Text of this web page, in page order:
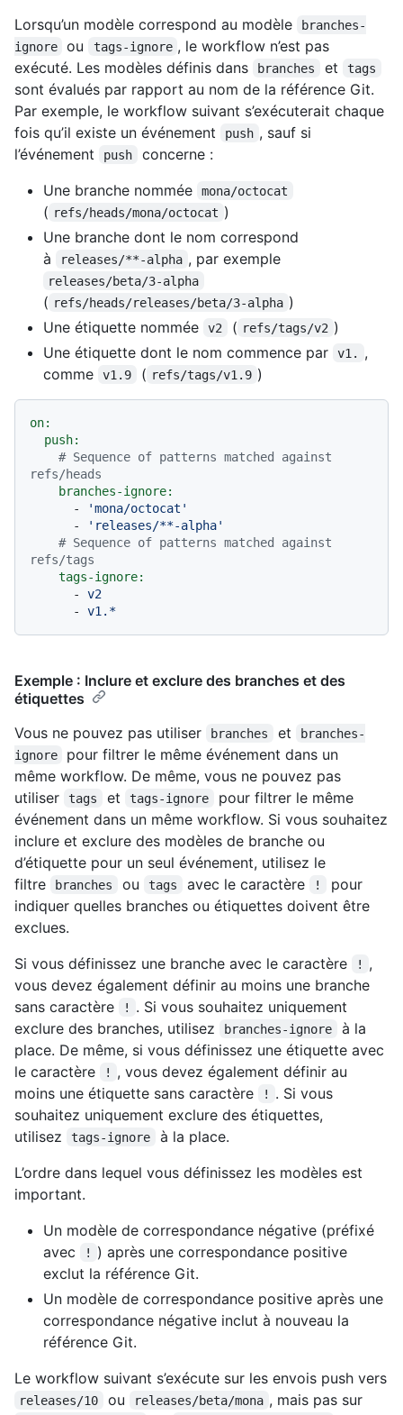
Lorsqu’un modèle correspond au modèle
branches-
ignore
ou tags-ignore , le workflow n’est pas
exécuté. Les modèles définis dans
branches et tags
sont évalués par rapport au nom de la référence Git.
Par exemple, le workflow suivant s’exécuterait chaque
fois qu’il existe un événement
push , sauf si
l’événement
push
concerne :
Une branche nommée
mona/octocat
( refs/heads/mona/octocat )
Une branche dont le nom correspond
à
releases/**-alpha , par exemple
releases/beta/3-alpha
( refs/heads/releases/beta/3-alpha )
Une étiquette nommée
v2 ( refs/tags/v2 )
Une étiquette dont le nom commence par
v1.
,
comme
v1.9 ( refs/tags/v1.9 )
on:
push:
# Sequence of patterns matched against
refs/heads
branches-ignore:
-
'mona/octocat'
-
'releases/**-alpha'
# Sequence of patterns matched against
refs/tags
tags-ignore:
-
v2
-
v1.*
Exemple : Inclure et exclure des branches et des
étiquettes
Vous ne pouvez pas utiliser
branches et
branches-
ignore
pour filtrer le même événement dans un
même workflow. De même, vous ne pouvez pas
utiliser
tags et tags-ignore
pour filtrer le même
événement dans un même workflow. Si vous souhaitez
inclure et exclure des modèles de branche ou
d’étiquette pour un seul événement, utilisez le
filtre
branches ou tags avec le caractère !
pour
indiquer quelles branches ou étiquettes doivent être
exclues.
Si vous définissez une branche avec le caractère
!
,
vous devez également définir au moins une branche
sans caractère
!
. Si vous souhaitez uniquement
exclure des branches, utilisez
branches-ignore
à la
place. De même, si vous définissez une étiquette avec
le caractère
!
, vous devez également définir au
moins une étiquette sans caractère
!
. Si vous
souhaitez uniquement exclure des étiquettes,
utilisez
tags-ignore
à la place.
L’ordre dans lequel vous définissez les modèles est
important.
Un modèle de correspondance négative (préfixé
avec
!
) après une correspondance positive
exclut la référence Git.
Un modèle de correspondance positive après une
correspondance négative inclut à nouveau la
référence Git.
Le workflow suivant s’exécute sur les envois push vers
releases/10 ou releases/beta/mona , mais pas sur